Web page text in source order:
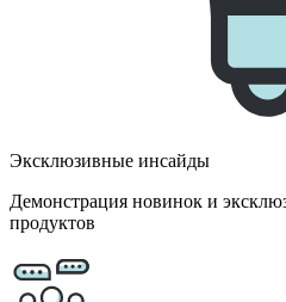
Эксклюзивные инсайды
Демонстрация новинок и
продуктов